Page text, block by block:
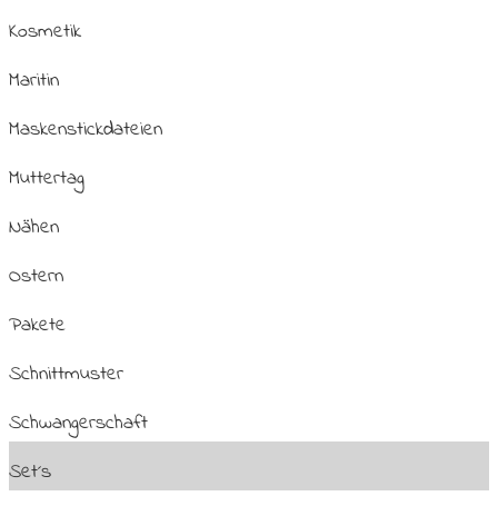
Kosmetik
Maritin
Maskenstickdateien
Muttertag
Nähen
Ostern
Pakete
Schnittmuster
Schwangerschaft
Set´s